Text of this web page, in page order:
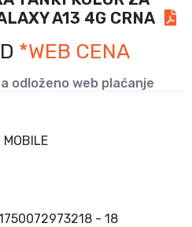
A13 4G CRNA
*WEB CENA
odloženo web plaćanje
MOBILE
- 18